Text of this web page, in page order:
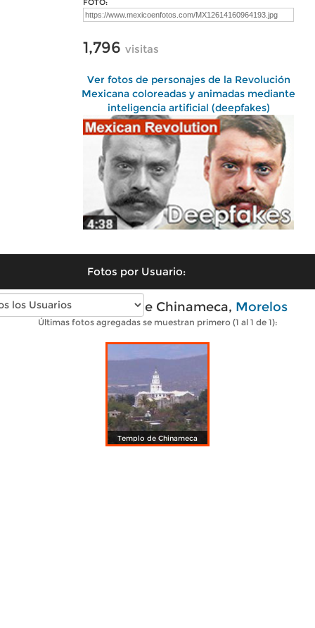
FOTO:
1,796 visitas
Ver fotos de personajes de la Revolución
Mexicana coloreadas y animadas mediante
inteligencia artificial (deepfakes)
Fotos por Usuario:
Fotos modernas de Chinameca, Morelos
Últimas fotos agregadas se muestran primero (1 al 1 de 1):
Templo de Chinameca